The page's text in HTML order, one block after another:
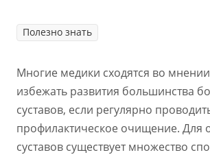
Полезно знать
Многие медики сходятся во
избежать развития большинства
суставов, если регулярно
профилактическое очищение. Для
суставов существует множество